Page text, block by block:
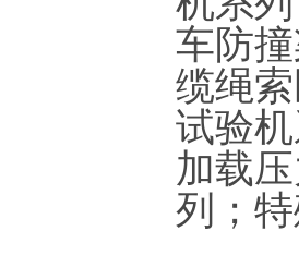
车防
缆绳
试验
加载
列；